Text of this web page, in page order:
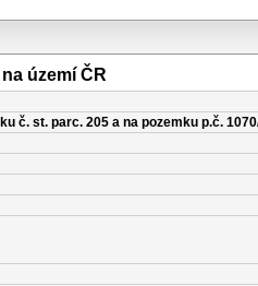
území ČR
č. st. parc. 205 a na pozemku p.č.